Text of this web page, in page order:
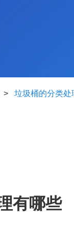
> 垃圾桶的分类处
有哪些